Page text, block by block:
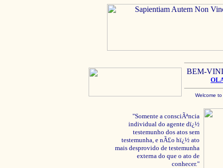
BEM-
Welcome
"Somente a consciÃªncia
individual do agente dï¿½
testemunho dos atos sem
testemunha, e nÃ£o hï¿½ ato
mais desprovido de testemunha
externa do que o ato de
conhecer."